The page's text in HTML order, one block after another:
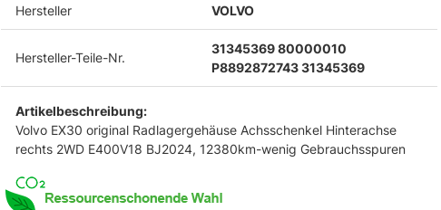
Hersteller VOLVO
Hersteller-Teile-Nr.
31345369 80000010
P8892872743 31345369
Artikelbeschreibung:
Volvo EX30 original Radlagergehäuse Achsschenkel Hinterachse
rechts 2WD E400V18 BJ2024, 12380km-wenig Gebrauchsspuren